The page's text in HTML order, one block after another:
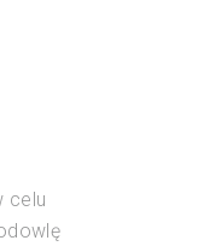
celu